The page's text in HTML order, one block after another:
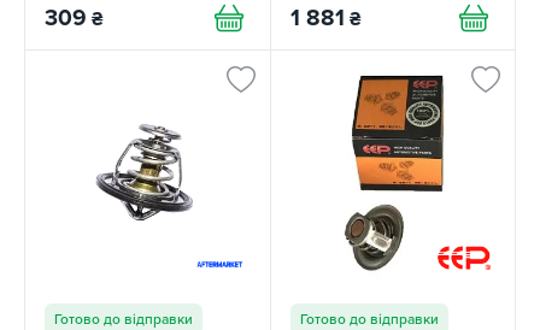
309 ₴ 1 881 ₴
Готово до відправки Готово до відправки